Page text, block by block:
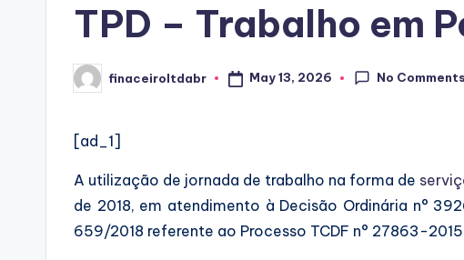
TPD – Trabalho em
Posted
by
finaceiroltdabr May 13, 2026 No Comments
[ad_1]
A utilização de jornada de trabalho na forma de
de 2018, em atendimento à Decisão Ordinária n°
659/2018 referente ao Processo TCDF n° 27863-